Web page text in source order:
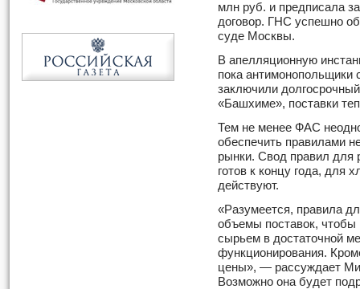
млн руб. и предписала
договор. ГНС успешно
суде Москвы.
В апелляционную
пока антимонопольщики
заключили
«Башхиме», поставки
Тем не менее ФАС
обеспечить правилами
рынки. Свод правил для
готов к концу года, для
действуют.
«Разумеется, правила
объемы поставок,
сырьем в достаточной
функционирования.
цены», — рассуждает
Возможно она будет